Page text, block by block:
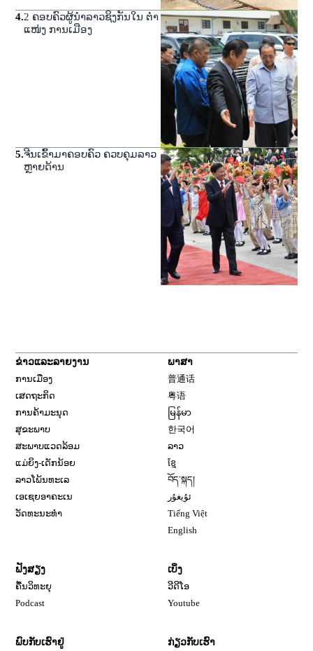
4.2 ຄອບຄົວຜູ້ນໍາລາວຊິງກັນໃນ ຕໍາ
ແໜ່ງ ການເມືອງ
5.ຈີນເຂົ້າມາຄອບຄົວ ຄວບຄຸມລາວ
ຫຼາຍດ້ານ
ຂ່າວແລະລາຍງານ
ການເມືອງ
ເສດຖະກິດ
ການຄ້າມະນຸດ
ສຸຂະພາບ
ສະພາບແວດລ້ອມ
ແມ່ຍິງ-ເດັກນ້ອຍ
ລາວໂພ້ນທະເລ
ເອເຊຍອາຄະເນ
ວັດທະນະທຳ
ພາສາ
普通话
粤语
မြန်မာ
한국어
ລາວ
ខ្មែ
བོད་སྐད།
ئۇيغۇر
Tiếng Việt
English
ຟັງສຽງ
ຄື້ນວິທະຍຸ
Podcast
ເບິ່ງ
ວີດີໂອ
Youtube
ພົບກັບເຮົາຢູ່
ກ່ຽວກັບເຮົາ